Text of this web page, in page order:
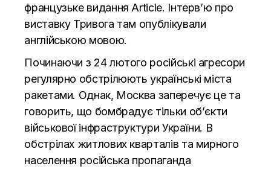
французьке видання Article. Інтерв’ю про
виставку Тривога там опублікували
англійською мовою.
Починаючи з 24 лютого російські агресори
регулярно обстрілюють українські міста
ракетами. Однак, Москва заперечує це та
говорить, що бомбрадує тільки об’єкти
військової інфраструктури України. В
обстрілах житлових кварталів та мирного
населення російська пропаганда